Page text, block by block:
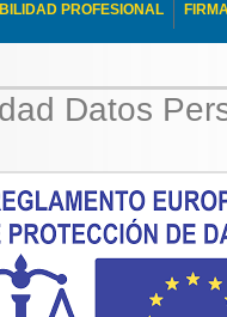
PROFESIONAL
Datos